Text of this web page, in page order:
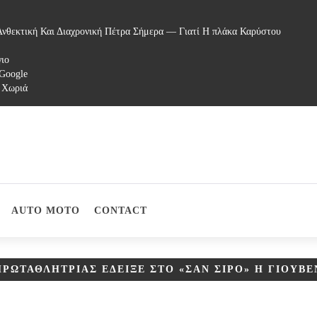
Και Διαχρονική Πέτρα Σήμερα — Γιατί Η πλάκα Καρύστου
AUTO MOTO CONTACT
ΈΔΕΙΞΕ ΣΤΟ «ΣΑΝ ΣΊΡΟ» Η